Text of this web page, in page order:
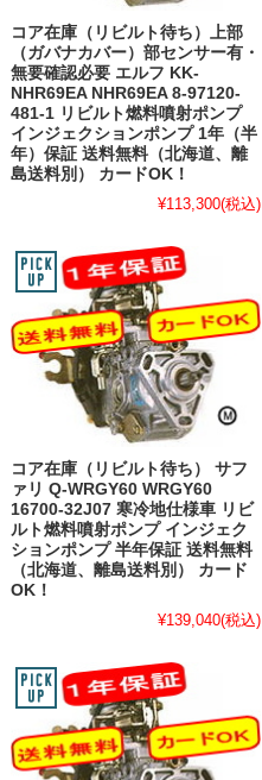
コア在庫（リビルト待ち）上部
（ガバナカバー）部センサー有・
無要確認必要 エルフ KK-
NHR69EA NHR69EA 8-97120-
481-1 リビルト燃料噴射ポンプ
インジェクションポンプ 1年（半
年）保証 送料無料（北海道、離
島送料別） カードOK！
¥113,300(税込)
コア在庫（リビルト待ち） サフ
ァリ Q-WRGY60 WRGY60
16700-32J07 寒冷地仕様車 リビ
ルト燃料噴射ポンプ インジェク
ションポンプ 半年保証 送料無料
（北海道、離島送料別） カード
OK！
¥139,040(税込)